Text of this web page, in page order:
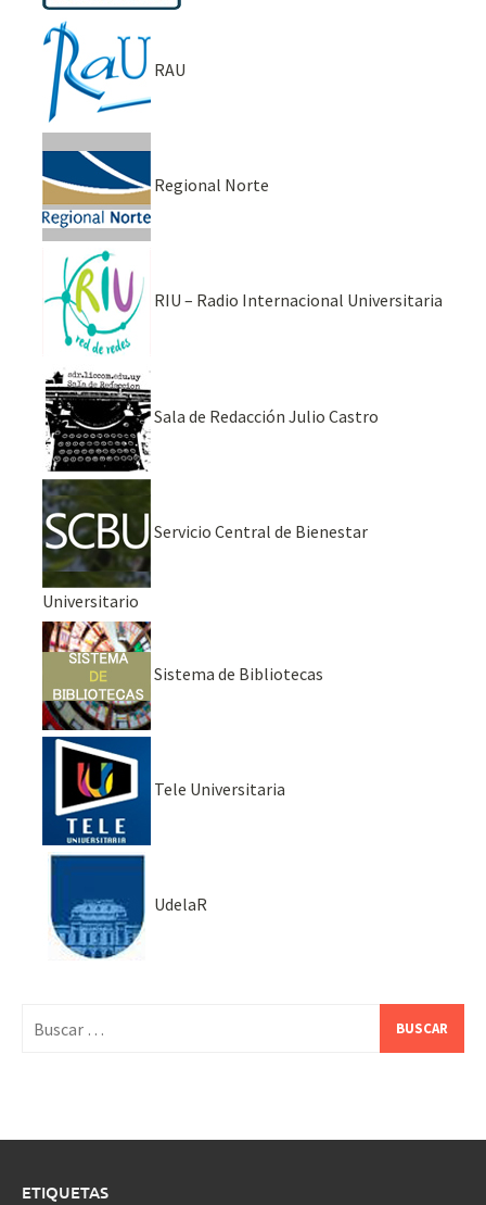
RAU
Regional Norte
RIU – Radio Internacional Universitaria
Sala de Redacción Julio Castro
Servicio Central de Bienestar
Universitario
Sistema de Bibliotecas
Tele Universitaria
UdelaR
ETIQUETAS